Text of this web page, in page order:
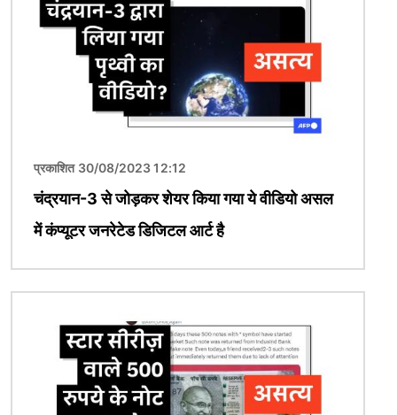
प्रकाशित 30/08/2023 12:12
चंद्रयान-3 से जोड़कर शेयर किया गया ये वीडियो असल
में कंप्यूटर जनरेटेड डिजिटल आर्ट है